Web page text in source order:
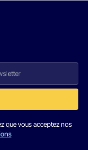
que vous acceptez nos